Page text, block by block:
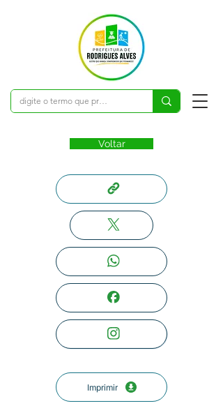
Voltar
Imprimir